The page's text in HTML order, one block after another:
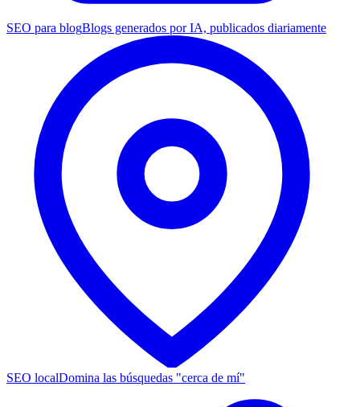
SEO para blogBlogs generados por IA, publicados diariamente
SEO localDomina las búsquedas "cerca de mí"